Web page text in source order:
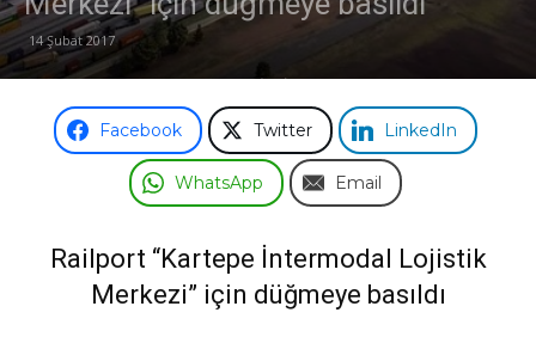
14 Şubat 2017
Facebook Twitter LinkedIn
WhatsApp Email
Railport “Kartepe İntermodal Lojistik
Merkezi” için düğmeye basıldı